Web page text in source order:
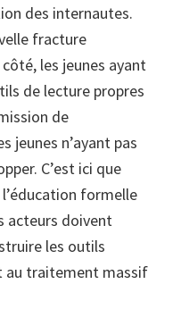
des internautes.
fracture
les jeunes ayant
de lecture propres
de
jeunes n’ayant pas
C’est ici que
formelle
acteurs doivent
les outils
au traitement massif